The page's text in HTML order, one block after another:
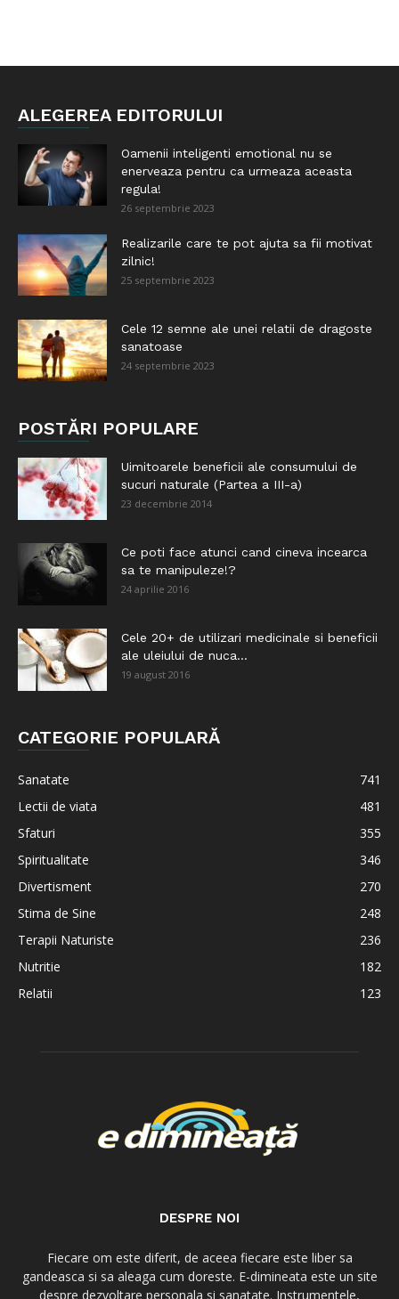
ALEGEREA EDITORULUI
Oamenii inteligenti emotional nu se
enerveaza pentru ca urmeaza aceasta
regula!
26 septembrie 2023
Realizarile care te pot ajuta sa fii motivat
zilnic!
25 septembrie 2023
Cele 12 semne ale unei relatii de dragoste
sanatoase
24 septembrie 2023
POSTĂRI POPULARE
Uimitoarele beneficii ale consumului de
sucuri naturale (Partea a III-a)
23 decembrie 2014
Ce poti face atunci cand cineva incearca
sa te manipuleze!?
24 aprilie 2016
Cele 20+ de utilizari medicinale si beneficii
ale uleiului de nuca...
19 august 2016
CATEGORIE POPULARĂ
Sanatate
741
Lectii de viata
481
Sfaturi
355
Spiritualitate
346
Divertisment
270
Stima de Sine
248
Terapii Naturiste
236
Nutritie
182
Relatii
123
DESPRE NOI
Fiecare om este diferit, de aceea fiecare este liber sa
gandeasca si sa aleaga cum doreste. E-dimineata este un site
despre dezvoltare personala si sanatate. Instrumentele,